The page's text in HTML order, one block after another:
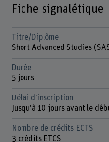
Fiche signalétique
Titre/Diplôme
Short Advanced Studies
Durée
5 jours
Délai d'inscription
Jusqu’à 10 jours avant le
Nombre de crédits ECTS
3 crédits ETCS